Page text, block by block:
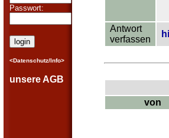
Passwort:
<Datenschutz/Info>
unsere AGB
Antwort
verfassen
von